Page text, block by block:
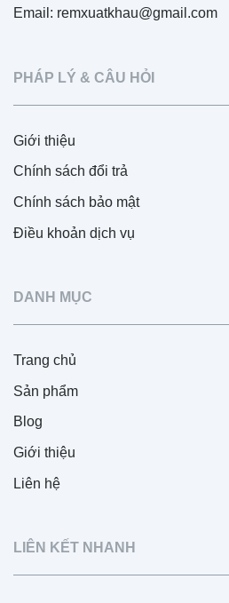
Email: remxuatkhau@gmail.com
PHÁP LÝ & CÂU HỎI
Giới thiệu
Chính sách đổi trả
Chính sách bảo mật
Điều khoản dịch vụ
DANH MỤC
Trang chủ
Sản phẩm
Blog
Giới thiệu
Liên hệ
LIÊN KẾT NHANH